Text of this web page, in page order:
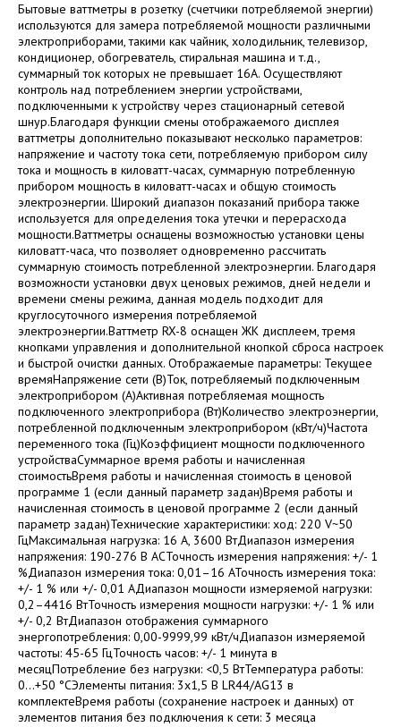
Бытовые ваттметры в розетку (счетчики потребляемой энергии)
используются для замера потребляемой мощности различными
электроприборами, такими как чайник, холодильник, телевизор,
кондиционер, обогреватель, стиральная машина и т.д.,
суммарный ток которых не превышает 16А. Осуществляют
контроль над потреблением энергии устройствами,
подключенными к устройству через стационарный сетевой
шнур.Благодаря функции смены отображаемого дисплея
ваттметры дополнительно показывают несколько параметров:
напряжение и частоту тока сети, потребляемую прибором силу
тока и мощность в киловатт-часах, суммарную потребленную
прибором мощность в киловатт-часах и общую стоимость
электроэнергии. Широкий диапазон показаний прибора также
используется для определения тока утечки и перерасхода
мощности.Ваттметры оснащены возможностью установки цены
киловатт-часа, что позволяет одновременно рассчитать
суммарную стоимость потребленной электроэнергии. Благодаря
возможности установки двух ценовых режимов, дней недели и
времени смены режима, данная модель подходит для
круглосуточного измерения потребляемой
электроэнергии.Ваттметр RX-8 оснащен ЖК дисплеем, тремя
кнопками управления и дополнительной кнопкой сброса настроек
и быстрой очистки данных. Отображаемые параметры: Текущее
времяНапряжение сети (В)Ток, потребляемый подключенным
электроприбором (А)Активная потребляемая мощность
подключенного электроприбора (Вт)Количество электроэнергии,
потребленной подключенным электроприбором (кВт/ч)Частота
переменного тока (Гц)Коэффициент мощности подключенного
устройстваСуммарное время работы и начисленная
стоимостьВремя работы и начисленная стоимость в ценовой
программе 1 (если данный параметр задан)Время работы и
начисленная стоимость в ценовой программе 2 (если данный
параметр задан)Технические характеристики: ход: 220 V~50
ГцМаксимальная нагрузка: 16 A, 3600 ВтДиапазон измерения
напряжения: 190-276 В АСТочность измерения напряжения: +/- 1
%Диапазон измерения тока: 0,01–16 АТочность измерения тока:
+/- 1 % или +/- 0,01 AДиапазон мощности измеряемой нагрузки:
0,2–4416 ВтТочность измерения мощности нагрузки: +/- 1 % или
+/- 0,2 ВтДиапазон отображения суммарного
энергопотребления: 0,00-9999,99 кВт/чДиапазон измеряемой
частоты: 45-65 ГцТочность часов: +/- 1 минута в
месяцПотребление без нагрузки: <0,5 ВтТемпература работы:
0...+50 °CЭлементы питания: 3x1,5 В LR44/AG13 в
комплектеВремя работы (сохранение настроек и данных) от
элементов питания без подключения к сети: 3 месяца